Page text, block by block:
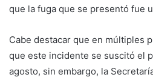
que la fuga que se presentó fue
Cabe destacar que en múltiples
que este incidente se suscitó el
agosto, sin embargo, la